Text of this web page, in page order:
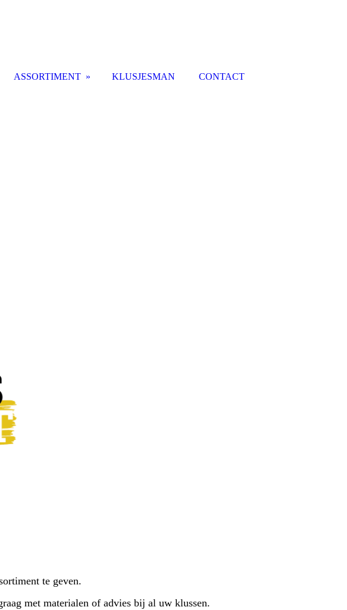
te geven.
met materialen of advies bij al uw klussen.
ASSORTIMENT KLUSJESMAN CONTACT